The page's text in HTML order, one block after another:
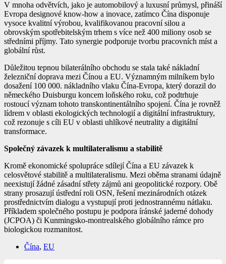
V mnoha odvětvích, jako je automobilový a luxusní průmysl, přináší
Evropa designové know-how a inovace, zatímco Čína disponuje
vysoce kvalitní výrobou, kvalifikovanou pracovní silou a
obrovským spotřebitelským trhem s více než 400 miliony osob se
středními příjmy. Tato synergie podporuje tvorbu pracovních míst a
globální růst.
Důležitou tepnou bilaterálního obchodu se stala také nákladní
železniční doprava mezi Čínou a EU. Významným milníkem bylo
dosažení 100 000. nákladního vlaku Čína-Evropa, který dorazil do
německého Duisburgu koncem loňského roku, což podtrhuje
rostoucí význam tohoto transkontinentálního spojení. Čína je rovněž
lídrem v oblasti ekologických technologií a digitální infrastruktury,
což rezonuje s cíli EU v oblasti uhlíkové neutrality a digitální
transformace.
Společný závazek k multilateralismu a stabilitě
Kromě ekonomické spolupráce sdílejí Čína a EU závazek k
celosvětové stabilitě a multilateralismu. Mezi oběma stranami údajně
neexistují žádné zásadní střety zájmů ani geopolitické rozpory. Obě
strany prosazují ústřední roli OSN, řešení mezinárodních otázek
prostřednictvím dialogu a vystupují proti jednostrannému nátlaku.
Příkladem společného postupu je podpora íránské jaderné dohody
(JCPOA) či Kunmingsko-montrealského globálního rámce pro
biologickou rozmanitost.
Čína, EU